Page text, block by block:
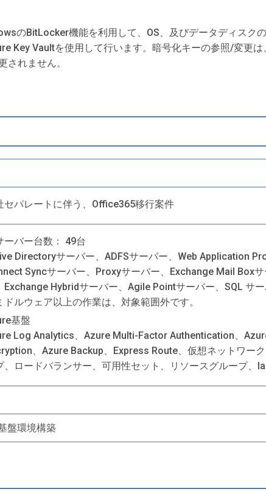
のBitLocker機能を利用して、OS、及びデータディスク
Key Vaultを使用して行います。暗号化キーの参照/変更
されません。
セパレートに伴う、Office365移行案件
ーバー台数： 49台
Directoryサーバー、ADFSサーバー、Web Application
Syncサーバー、Proxyサーバー、Exchange Mail Box
Exchange Hybridサーバー、Agile Pointサーバー、SQL サー
ルウェア以上の作業は、対象範囲外です。
基盤
Log Analytics、Azure Multi-Factor Authentication、
、Azure Backup、Express Route、仮想ネットワー
、ロードバランサー、可用性セット、リソースグループ、
盤環境構築